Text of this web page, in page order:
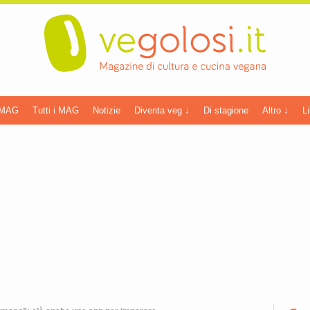
Tutti i MAG Notizie Diventa veg ↓ Di stagione Altro ↓